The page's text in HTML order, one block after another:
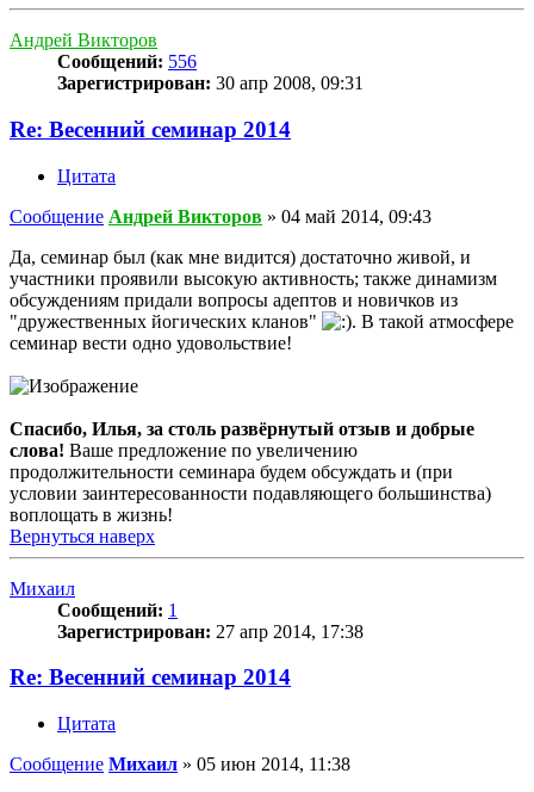
Андрей Викторов
Сообщений: 556
Зарегистрирован: 30 апр 2008, 09:31
Re: Весенний семинар 2014
Цитата
Сообщение Андрей Викторов » 04 май 2014, 09:43
Да, семинар был (как мне видится) достаточно живой, и
участники проявили высокую активность; также динамизм
обсуждениям придали вопросы адептов и новичков из
"дружественных йогических кланов"
. В такой атмосфере
семинар вести одно удовольствие!
Спасибо, Илья, за столь развёрнутый отзыв и добрые
слова! Ваше предложение по увеличению
продолжительности семинара будем обсуждать и (при
условии заинтересованности подавляющего большинства)
воплощать в жизнь!
Вернуться наверх
Михаил
Сообщений: 1
Зарегистрирован: 27 апр 2014, 17:38
Re: Весенний семинар 2014
Цитата
Сообщение Михаил » 05 июн 2014, 11:38